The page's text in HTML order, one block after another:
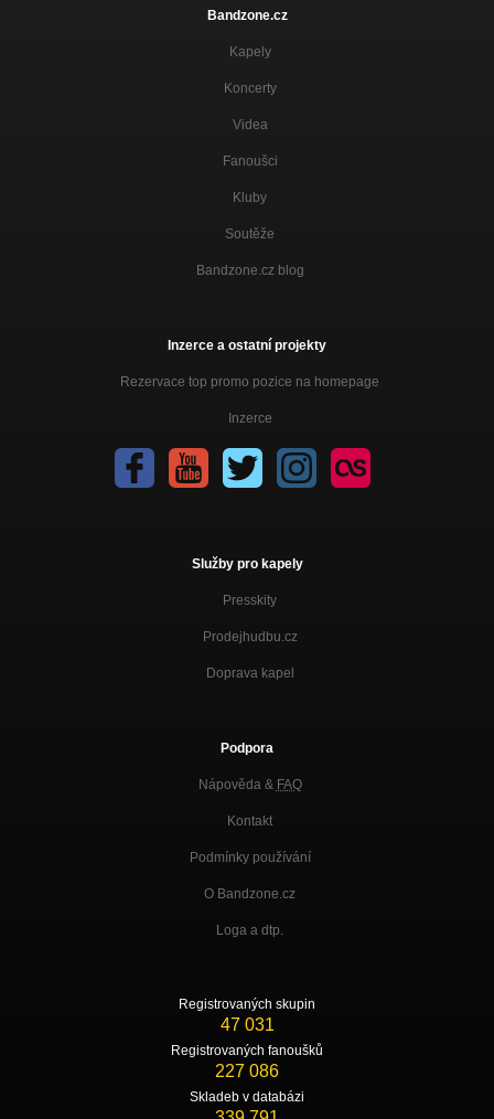
Bandzone.cz
Kapely
Koncerty
Videa
Fanoušci
Kluby
Soutěže
Bandzone.cz blog
Inzerce a ostatní projekty
Rezervace top promo pozice na homepage
Inzerce
Služby pro kapely
Presskity
Prodejhudbu.cz
Doprava kapel
Podpora
Nápověda & FAQ
Kontakt
Podmínky používání
O Bandzone.cz
Loga a dtp.
Registrovaných skupin
47 031
Registrovaných fanoušků
227 086
Skladeb v databázi